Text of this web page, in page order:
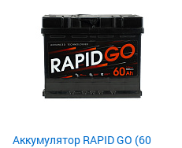
Аккумулятор RAPID GO (60